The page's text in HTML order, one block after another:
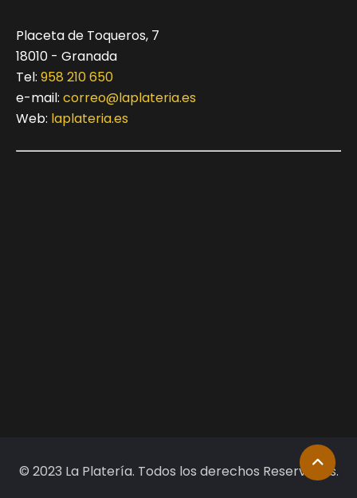
Placeta de Toqueros, 7
18010 - Granada
Tel: 958 210 650
e-mail: correo@laplateria.es
Web: laplateria.es
© 2023 La Platería. Todos los derechos Reservados.